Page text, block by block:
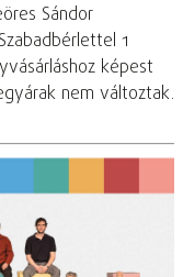
Sándor
1
képest
nem változtak.